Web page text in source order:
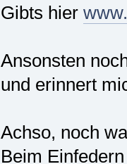
Gibts hier
Ansonsten
und erinnert
Achso, noch
Beim